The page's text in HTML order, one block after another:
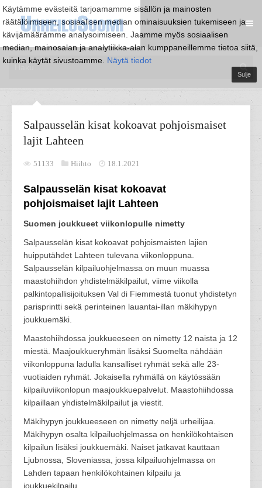
Käytämme evästeitä tarjoamamme sisällön ja mainosten
räätälöimiseen, sosiaalisen median ominaisuuksien tukemiseen ja
kävijämäärämme analysoimiseen. Jaamme myös sosiaalisen
median, mainosalan ja analytiikka-alan kumppaneillemme tietoa siitä,
kuinka käytät sivustoamme. Näytä tiedot
Sulje
Salpausselän kisat kokoavat pohjoismaiset
lajit Lahteen
51133 Hiihto 18.1.2021
Salpausselän kisat kokoavat
pohjoismaiset lajit Lahteen
Suomen joukkueet viikonlopulle nimetty
Salpausselän kisat kokoavat pohjoismaisten lajien
huipputähdet Lahteen tulevana viikonloppuna.
Salpausselän kilpailuohjelmassa on muun muassa
maastohiihdon yhdistelmäkilpailut, viime viikolla
palkintopallisijoituksen Val di Fiemmestä tuonut yhdistetyn
parisprintti sekä perinteinen lauantai-illan mäkihypyn
joukkuemäki.
Maastohiihdossa joukkueeseen on nimetty 12 naista ja 12
miestä. Maajoukkueryhmän lisäksi Suomelta nähdään
viikonloppuna ladulla kansalliset ryhmät sekä alle 23-
vuotiaiden ryhmät. Jokaisella ryhmällä on käytössään
kilpailuviikonlopun maajoukkuepalvelut. Maastohiihdossa
kilpaillaan yhdistelmäkilpailut ja viestit.
Mäkihypyn joukkueeseen on nimetty neljä urheilijaa.
Mäkihypyn osalta kilpailuohjelmassa on henkilökohtaisen
kilpailun lisäksi joukkuemäki. Naiset jatkavat kauttaan
Ljubnossa, Sloveniassa, jossa kilpailuohjelmassa on
Lahden tapaan henkilökohtainen kilpailu ja
joukkuekilpailu.